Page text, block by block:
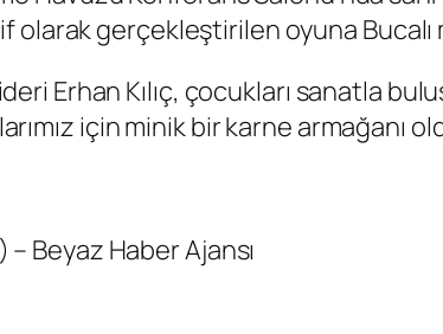
olarak gerçekleştirilen oyuna
Erhan Kılıç, çocukları sanatla
için minik bir karne armağanı
– Beyaz Haber Ajansı